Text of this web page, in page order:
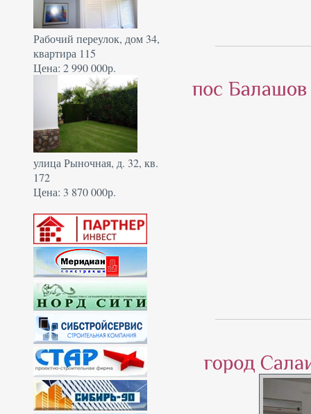
Рабочий переулок, дом 34,
квартира 115
Цена: 2 990 000р.
улица Рыночная, д. 32, кв.
172
Цена: 3 870 000р.